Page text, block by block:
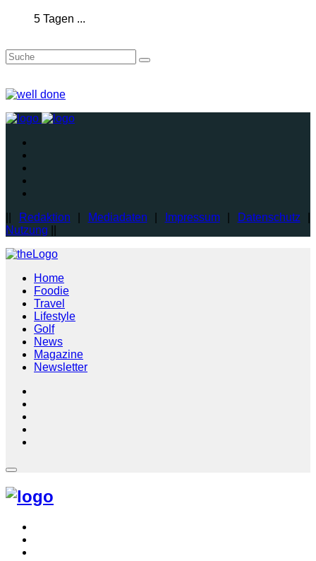
5 Tagen ...
Redaktion Mediadaten Impressum| Datenschutz
Nutzung
Home
Foodie
Travel
Lifestyle
Golf
News
Magazine
Newsletter